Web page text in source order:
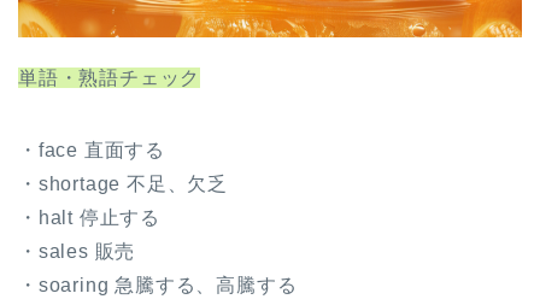
単語・熟語チェック
・face 直面する
・shortage 不足、欠乏
・halt 停止する
・sales 販売
・soaring 急騰する、高騰する